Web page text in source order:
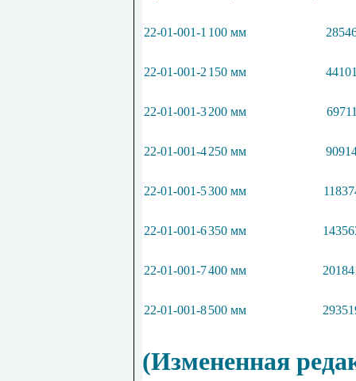
22-01-001-1 100 мм
22-01-001-2 150 мм
22-01-001-3200 мм
22-01-001-4250 мм
22-01-001-5300 мм
22-01-001-6350 мм
22-01-001-7400 мм
22-01-001-8500 мм
(Измененная